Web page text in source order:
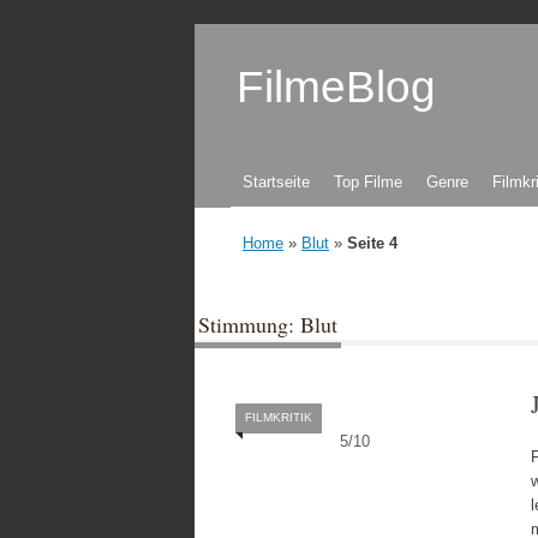
FilmeBlog
Zum Inhalt springen
Startseite Top Filme Genre
Home » Blut » Seite 4
Stimmung: Blut
5/10
FILMKRITIK